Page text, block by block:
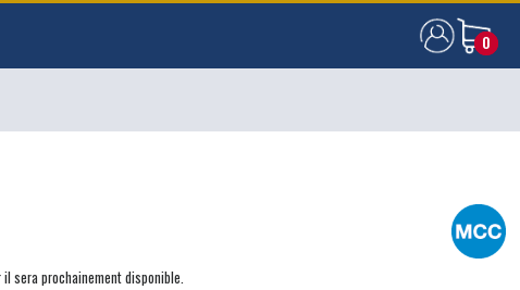
0
0
sera prochainement disponible.